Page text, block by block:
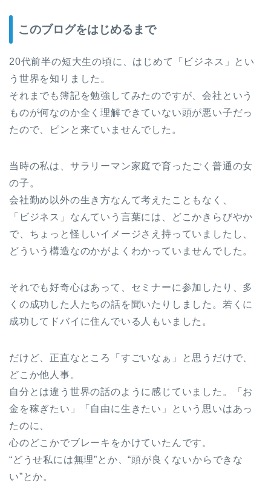
このブログをはじめるまで
20代前半の短大生の頃に、はじめて「ビジネス」とい
う世界を知りました。
それまでも簿記を勉強してみたのですが、会社という
ものが何なのか全く理解できていない頭が悪い子だっ
たので、ピンと来ていませんでした。
当時の私は、サラリーマン家庭で育ったごく普通の女
の子。
会社勤め以外の生き方なんて考えたこともなく、
「ビジネス」なんていう言葉には、どこかきらびやか
で、ちょっと怪しいイメージさえ持っていましたし、
どういう構造なのかがよくわかっていませんでした。
それでも好奇心はあって、セミナーに参加したり、多
くの成功した人たちの話を聞いたりしました。若くに
成功してドバイに住んでいる人もいました。
だけど、正直なところ「すごいなぁ」と思うだけで、
どこか他人事。
自分とは違う世界の話のように感じていました。「お
金を稼ぎたい」「自由に生きたい」という思いはあっ
たのに、
心のどこかでブレーキをかけていたんです。
“どうせ私には無理”とか、“頭が良くないからできな
い”とか。